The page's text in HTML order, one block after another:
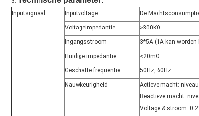
Inputsignaal Inputvoltage De
Voltageimpedantie ≥300KΩ
Ingangsstroom 3*5A (1A kan worden
Huidige impedantie <20mΩ
Geschatte frequentie 50Hz, 60Hz
Nauwkeurigheid
Actieve macht: niveau
Reactieve macht:
Voltage & stroom: